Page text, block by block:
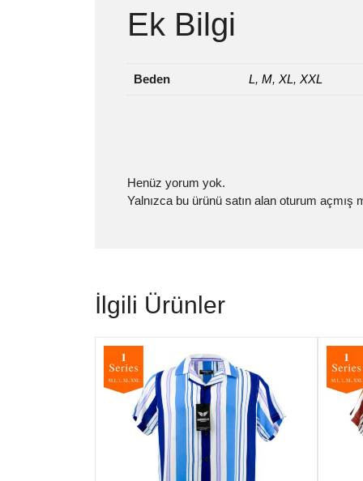
Ek Bilgi
Beden L, M, XL, XXL
Henüz yorum yok.
Yalnızca bu ürünü satın alan oturum açmış
İlgili Ürünler